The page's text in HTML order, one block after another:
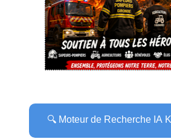
🔍 Moteur de Recherche IA